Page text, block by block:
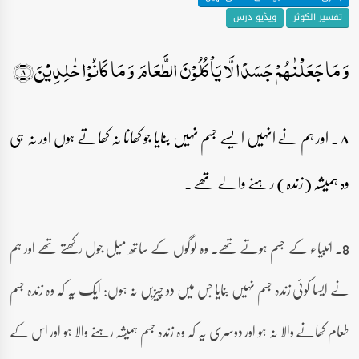
تفسیر الکوثر
ویڈیو درس
وَ مَا جَعَلۡنٰہُمۡ جَسَدًا لَّا یَاۡکُلُوۡنَ الطَّعَامَ وَ مَا کَانُوۡا خٰلِدِیۡنَ﴿۸﴾
۸۔ اور ہم نے انہیں ایسے جسم نہیں بنایا جو کھانا نہ کھاتے ہوں اور نہ ہی
وہ ہمیشہ (زندہ) رہنے والے تھے۔
8۔ انبیاء کے جسم ہوتے تھے۔ وہ لوگوں کے ساتھ میل جول رکھتے تھے اور ہم
نے ایسا کوئی زندہ جسم نہیں بنایا جس میں دو چیزیں نہ ہوں: ایک یہ کہ وہ زندہ جسم
طعام کھانے والا نہ ہو اور دوسری یہ کہ وہ زندہ جسم ہمیشہ رہنے والا ہو اور اس کے